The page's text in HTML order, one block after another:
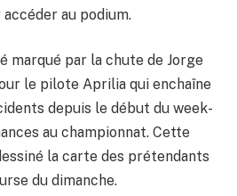
au podium.
marqué par la chute de Jorge
le pilote Aprilia qui enchaîne
depuis le début du week-
au championnat. Cette
la carte des prétendants
du dimanche.